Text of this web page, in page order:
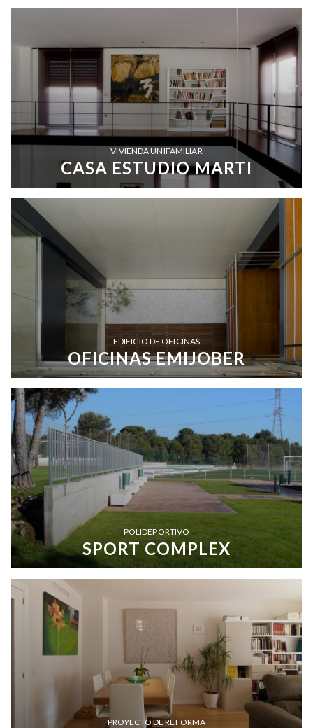
VIVIENDA UNIFAMILIAR
CASA ESTUDIO MARTI
EDIFICIO DE OFICINAS
OFICINAS EMIJOBER
POLIDEPORTIVO
SPORT COMPLEX
PROYECTO DE REFORMA